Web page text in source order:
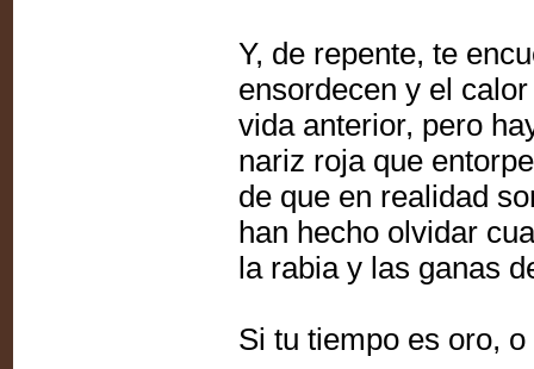
Y, de repente, te
ensordecen y el
vida anterior, pero
nariz roja que
de que en realidad
han hecho olvidar
la rabia y las ganas
Si tu tiempo es oro,